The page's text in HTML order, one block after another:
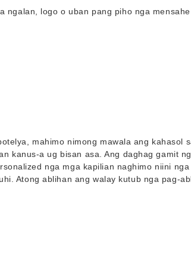
ngalan, logo o uban pang piho nga
mahimo nimong mawala ang kahasol
kanus-a ug bisan asa. Ang daghag gamit
nga mga kapilian naghimo niini nga
Atong ablihan ang walay kutub nga pag-